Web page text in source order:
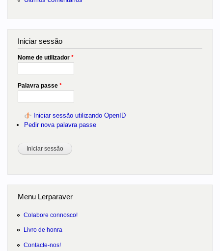
Iniciar sessão
Nome de utilizador *
Palavra passe *
Iniciar sessão utilizando OpenID
Pedir nova palavra passe
Menu Lerparaver
Colabore connosco!
Livro de honra
Contacte-nos!